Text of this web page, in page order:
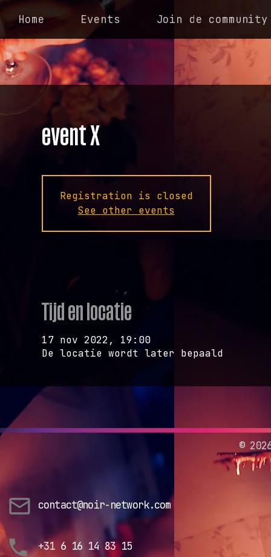
Home Events Join de community
event X
Registration is closed
See other events
Tijd en locatie
17 nov 2022, 19:00
De locatie wordt later bepaald
©
contact@noir-network.com
+31 6 16 14 83 15